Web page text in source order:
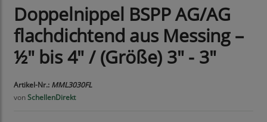
Doppelnippel BSPP AG/AG
flachdichtend aus Messing –
½" bis 4" / (Größe) 3" - 3"
Artikel-Nr.: MML3030FL
vonSchellenDirekt